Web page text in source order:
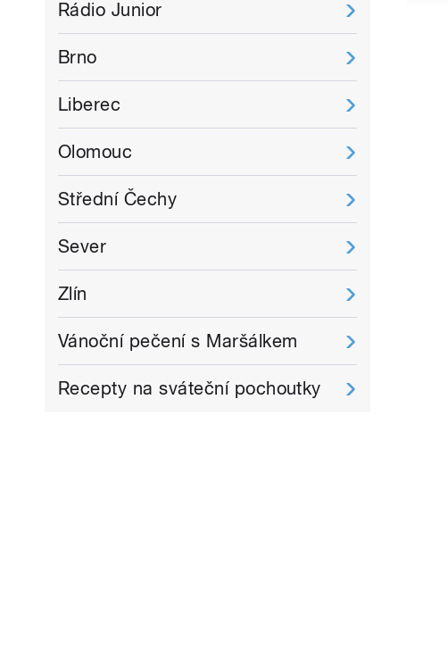
Rádio Junior
Brno
Liberec
Olomouc
Střední Čechy
Sever
Zlín
Vánoční pečení s Maršálkem
Recepty na sváteční pochoutky